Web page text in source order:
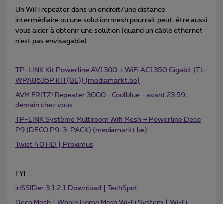
Un WiFi repeater dans un endroit/une distance
intermédiaire ou une solution mesh pourrait peut-être aussi
vous aider à obtenir une solution (quand un câble ethernet
n’est pas envisagable)
TP-LINK Kit Powerline AV1300 + WiFi AC1350 Gigabit (TL-
WPA8635P KIT(BE)) (mediamarkt.be)
AVM FRITZ! Repeater 3000 - Coolblue - avant 23:59,
demain chez vous
TP-LINK Système Multiroom Wifi Mesh + Powerline Deco
P9 (DECO P9-3-PACK) (mediamarkt.be)
Twist 40 HD | Proximus
FYI
inSSIDer 3.1.2.1 Download | TechSpot